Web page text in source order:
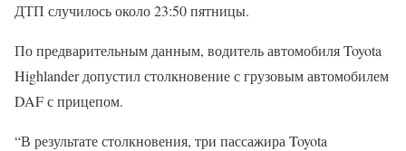
ДТП случилось около 23:50 пятницы.
По предварительным данным, водитель автомобиля Toyota
Highlander допустил столкновение с грузовым автомобилем
DAF с прицепом.
“В результате столкновения, три пассажира Toyota